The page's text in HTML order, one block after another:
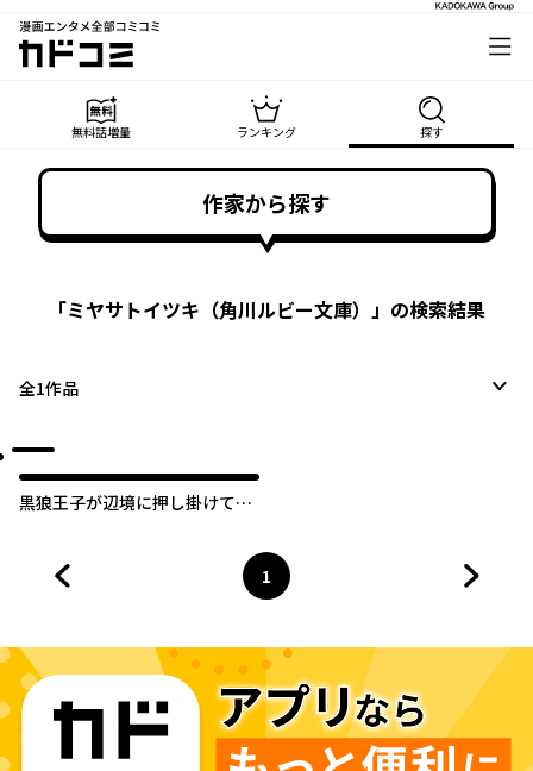
漫画エンタメ全部コミコミ
カドコミ
無料話増量 ランキング 探す
作家から探す
「ミヤサトイツキ（角川ルビー文庫） 」の検索結果
全1作品
黒狼王子が辺境に押し掛けてき
ページ
1
へ